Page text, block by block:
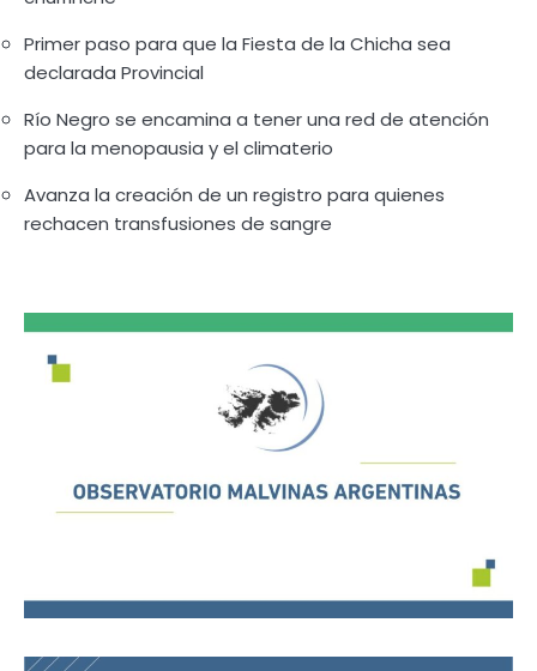
Primer paso para que la Fiesta de la Chicha sea
declarada Provincial
Río Negro se encamina a tener una red de atención
para la menopausia y el climaterio
Avanza la creación de un registro para quienes
rechacen transfusiones de sangre